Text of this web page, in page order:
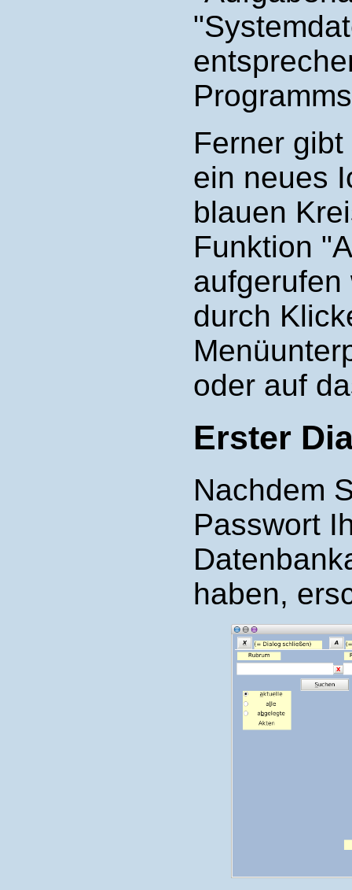
Ferner
ein neues
blauen
Funktion
durch
oder auf
Erster
Nachdem
Passwort
haben,